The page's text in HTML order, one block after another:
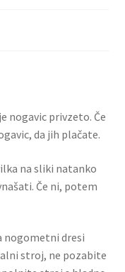
nogavic privzeto. Če
da jih plačate.
na sliki natanko
Če ni, potem
nogometni dresi
stroj, ne pozabite